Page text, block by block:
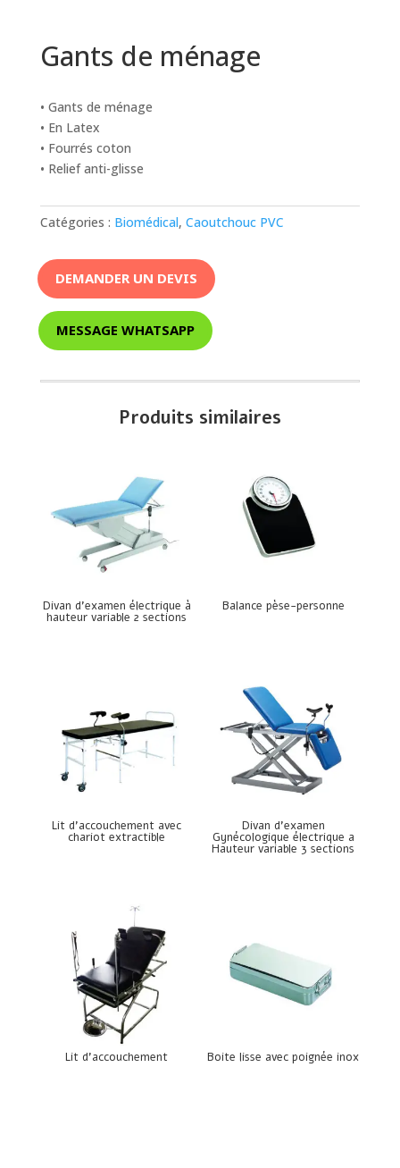
Gants de ménage
• Gants de ménage
• En Latex
• Fourrés coton
• Relief anti-glisse
Catégories : Biomédical, Caoutchouc PVC
DEMANDER UN DEVIS
MESSAGE WHATSAPP
Produits similaires
Divan d’examen électrique à
hauteur variable 2 sections
Balance pèse-personne
Lit d’accouchement avec
chariot extractible
Divan d’examen
Gynécologique électrique a
Hauteur variable 3 sections
Lit d’accouchement Boite lisse avec poignée inox